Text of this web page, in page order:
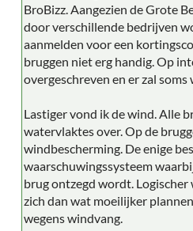
BroBizz. Aangezien de Grote
door verschillende bedrijven
aanmelden voor een
bruggen niet erg handig. Op
overgeschreven en er zal soms
Lastiger vond ik de wind. Alle
watervlaktes over. Op de
windbescherming. De enige
waarschuwingssysteem
brug ontzegd wordt.
zich dan wat moeilijker
wegens windvang.